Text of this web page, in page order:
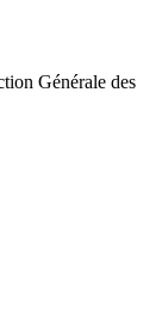
Générale des